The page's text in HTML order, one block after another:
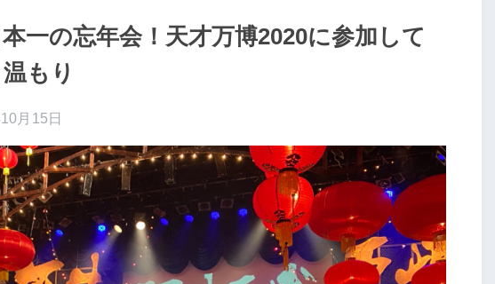
一の忘年会！天才万博2020に参加して
もり
月15日